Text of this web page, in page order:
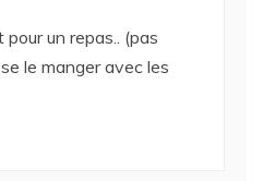
un repas.. (pas
le manger avec les